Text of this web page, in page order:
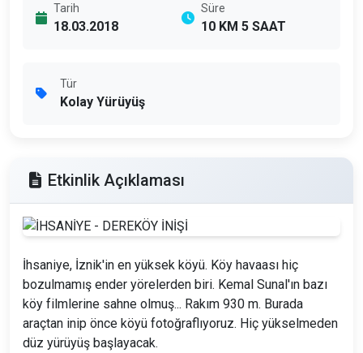
Tarih
18.03.2018
Süre
10 KM 5 SAAT
Tür
Kolay Yürüyüş
Etkinlik Açıklaması
İhsaniye, İznik'in en yüksek köyü. Köy havaası hiç
bozulmamış ender yörelerden biri. Kemal Sunal'ın bazı
köy filmlerine sahne olmuş... Rakım 930 m. Burada
araçtan inip önce köyü fotoğraflıyoruz. Hiç yükselmeden
düz yürüyüş başlayacak.